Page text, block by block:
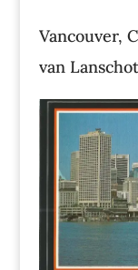
Vancouver,
van